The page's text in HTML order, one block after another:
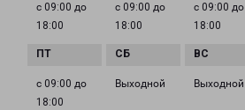
с 09:00 до
18:00
с 09:00 до
18:00
с 09:00 до
18:00
с 09:00 до
18:00
Выходной Выходной